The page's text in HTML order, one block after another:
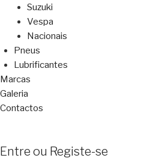
Suzuki
Vespa
Nacionais
Pneus
Lubrificantes
Marcas
Galeria
Contactos
Entre ou Registe-se